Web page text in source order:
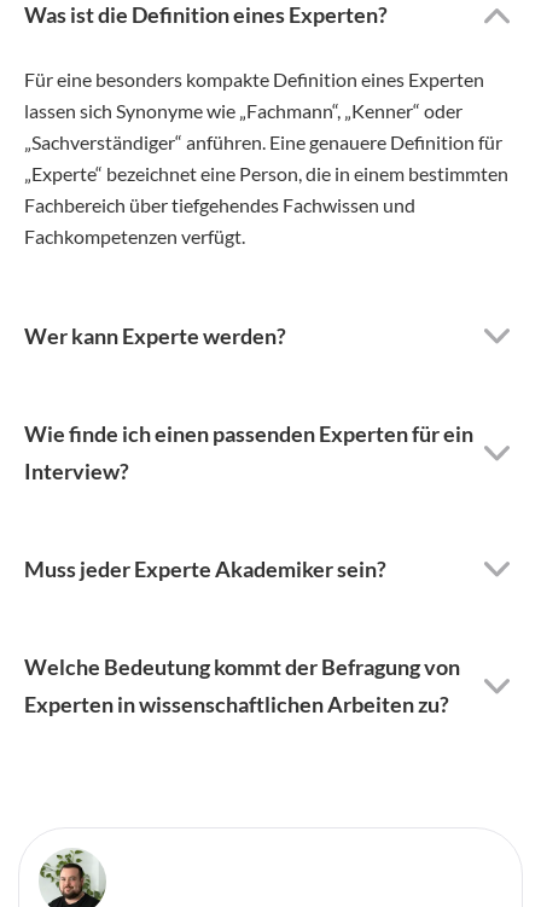
Was ist die Definition eines Experten?
Für eine besonders kompakte Definition eines Experten
lassen sich Synonyme wie „Fachmann“, „Kenner“ oder
„Sachverständiger“ anführen. Eine genauere Definition für
„Experte“ bezeichnet eine Person, die in einem bestimmten
Fachbereich über tiefgehendes Fachwissen und
Fachkompetenzen verfügt.
Wer kann Experte werden?
Wie finde ich einen passenden Experten für ein
Interview?
Muss jeder Experte Akademiker sein?
Welche Bedeutung kommt der Befragung von
Experten in wissenschaftlichen Arbeiten zu?